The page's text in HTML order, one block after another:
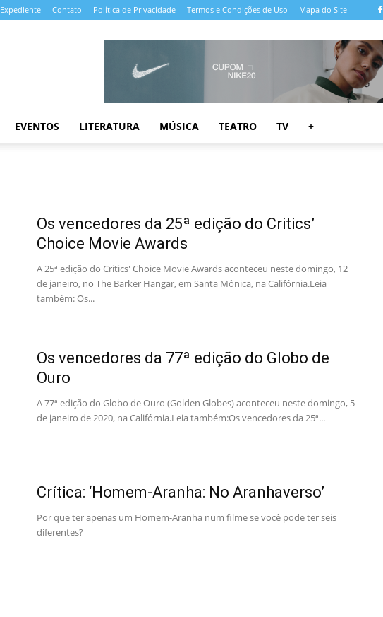
Expediente Contato Política de Privacidade Termos e Condições de Uso Mapa do Site
EVENTOS LITERATURA MÚSICA TEATRO TV +
Os vencedores da 25ª edição do Critics’
Choice Movie Awards
A 25ª edição do Critics' Choice Movie Awards aconteceu neste domingo, 12
de janeiro, no The Barker Hangar, em Santa Mônica, na Califórnia.Leia
também: Os...
Os vencedores da 77ª edição do Globo de
Ouro
A 77ª edição do Globo de Ouro (Golden Globes) aconteceu neste domingo, 5
de janeiro de 2020, na Califórnia.Leia também:Os vencedores da 25ª...
Crítica: ‘Homem-Aranha: No Aranhaverso’
Por que ter apenas um Homem-Aranha num filme se você pode ter seis
diferentes?